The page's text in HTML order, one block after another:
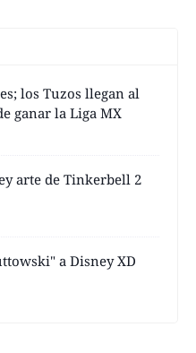
los Tuzos llegan al
ganar la Liga MX
arte de Tinkerbell 2
a Disney XD